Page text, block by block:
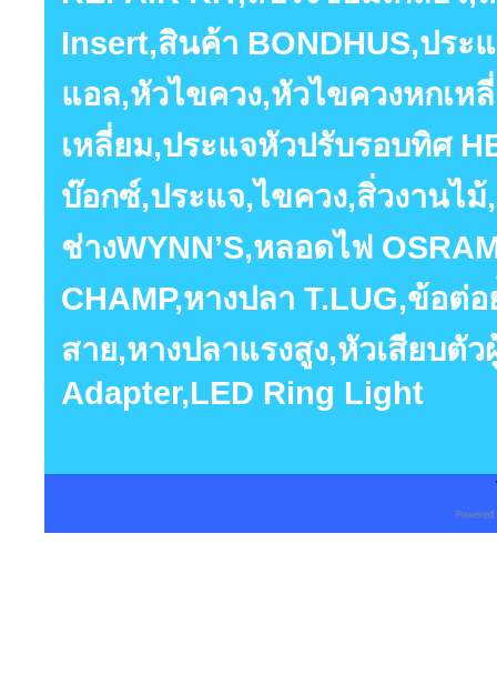
Insert,สินค้า BONDHUS,ประ
แอล,หัวไขควง,หัวไขควงหกเห
เหลี่ยม,ประแจหัวปรับรอบทิศ
บ๊อกซ์,ประแจ,ไขควง,สิ่วงานไม้
ช่างWYNN’S,หลอดไฟ
CHAMP,หางปลา T.LUG,ข้อ
สาย,หางปลาแรงสูง,หัวเสียบตั
Adapter,LED Ring Light